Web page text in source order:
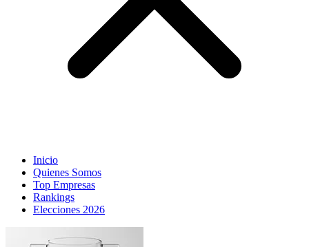
Inicio
Quienes Somos
Top Empresas
Rankings
Elecciones 2026